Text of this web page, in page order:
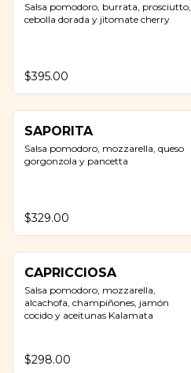
Salsa pomodoro, burrata, prosciutto,
cebolla dorada y jitomate cherry
$395.00
SAPORITA
Salsa pomodoro, mozzarella, queso
gorgonzola y pancetta
$329.00
CAPRICCIOSA
Salsa pomodoro, mozzarella,
alcachofa, champiñones, jamón
cocido y aceitunas Kalamata
$298.00